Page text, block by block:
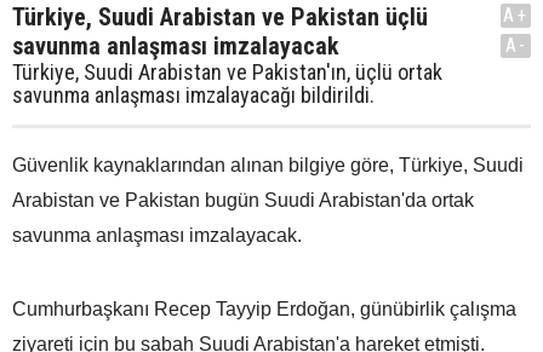
Türkiye, Suudi Arabistan ve Pakistan üçlü
savunma anlaşması imzalayacak
Türkiye, Suudi Arabistan ve Pakistan'ın, üçlü ortak
savunma anlaşması imzalayacağı bildirildi.
A+
A-
Güvenlik kaynaklarından alınan bilgiye göre, Türkiye, Suudi
Arabistan ve Pakistan bugün Suudi Arabistan'da ortak
savunma anlaşması imzalayacak.
Cumhurbaşkanı Recep Tayyip Erdoğan, günübirlik çalışma
ziyareti için bu sabah Suudi Arabistan'a hareket etmişti.